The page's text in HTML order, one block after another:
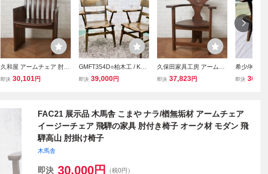
久和屋 アームチェア 肘掛
け 椅子 ニレ 楡 無垢材 木
即決 30,101円
GMFT354D○柏木工 / KAS
HIWA ウィルダネス アー
即決 39,000円
久保田家具工房 アームチ
ェア 木彫刻 オーク 木製
IZ89203F
即決 37,823円
希少/神戸
オーク/永
イにも◎
即決
FAC21 展示品 木馬舎 こまや ナラ/楢無垢材 アームチェア
イージーチェア 飛騨の家具 肘付き椅子 オーク材 モダン 飛
騨高山 肘掛け椅子
木馬舎
即決 30,000円 （税0円）